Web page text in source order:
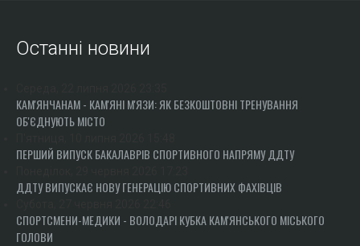
Останні новини
КАМ'ЯНЧАНАМ - КАМ'ЯНІ М'ЯЗИ: ЯК БЕЗКОШТОВНІ ТРЕНУВАННЯ
ОБ'ЄДНУЮТЬ МІСТО
ПЕРШИЙ ВИПУСК БАКАЛАВРІВ СПОРТИВНОГО НАПРЯМУ ДДТУ
ДДТУ ВИПУСКАЄ НОВУ ГЕНЕРАЦІЮ СПОРТИВНИХ ФАХІВЦІВ
СПОРТСМЕНИ-МЕДИКИ - ВОЛОДАРІ КУБКА КАМ'ЯНСЬКОГО МІСЬКОГО
ГОЛОВИ